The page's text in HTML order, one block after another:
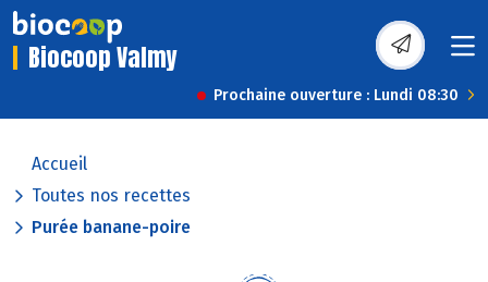
Biocoop Valmy
Prochaine ouverture : Lundi 08:30
Accueil
Toutes nos recettes
Purée banane-poire